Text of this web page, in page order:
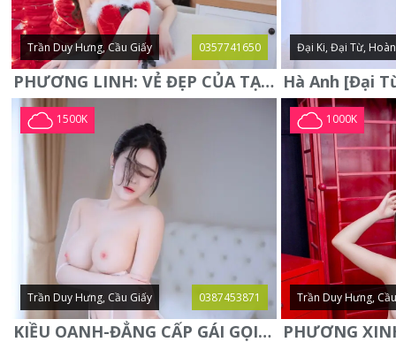
Trần Duy Hưng, Cầu Giấy 0357741650
PHƯƠNG LINH: VẺ ĐẸP CỦA TẠO HÓA, XINH ĐẸP, SEXY, QUYỄN RŨ
Đại Ki, Đại Từ,
1500K
Trần Duy Hưng, Cầu Giấy 0387453871
KIỀU OANH-ĐẲNG CẤP GÁI GỌI XINH SANG-NGOAN NGOÃN
1000K
Trần Duy Hưng,